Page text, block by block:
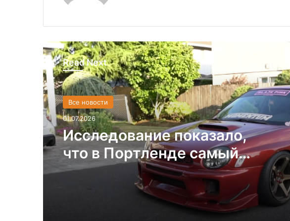
Read Next
Все новости
01.07.2026
Исследование показало,
что в Портленде самый
высокий уровень угона
автомобилей на душу
населения в США